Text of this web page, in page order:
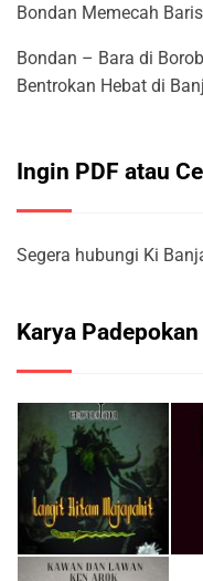
Bondan Memecah
Bondan – Bara di
Bentrokan Hebat di
Ingin PDF atau
Segera hubungi Ki
Karya